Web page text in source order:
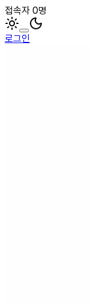
접속자 0명
로그인